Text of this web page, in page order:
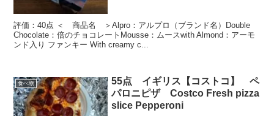
評価：40点 ＜ 商品名 ＞Alpro：アルプロ（ブランド名）Double
Chocolate：倍のチョコレートMousse：ムースwith Almond：アーモ
ンド入り ファンキー With creamy c...
食べ物
55点 イギリス【コストコ】 ペ
パロニピザ Costco Fresh pizza
slice Pepperoni